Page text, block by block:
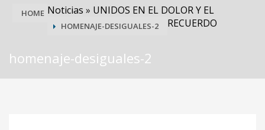
HOME Noticias » UNIDOS EN EL DOLOR Y EL
RECUERDO
HOMENAJE-DESIGUALES-2
homenaje-desiguales-2